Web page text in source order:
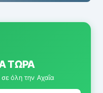
ΤΏΡΑ
όλη την Αχαΐα